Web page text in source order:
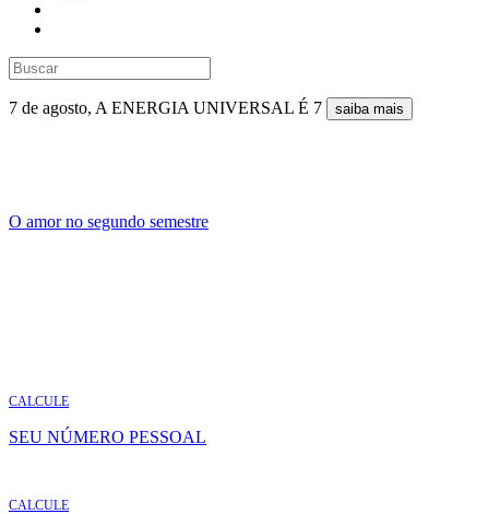
7 de agosto, A ENERGIA UNIVERSAL É 7 saiba mais
O amor no segundo semestre
CALCULE
SEU NÚMERO PESSOAL
CALCULE